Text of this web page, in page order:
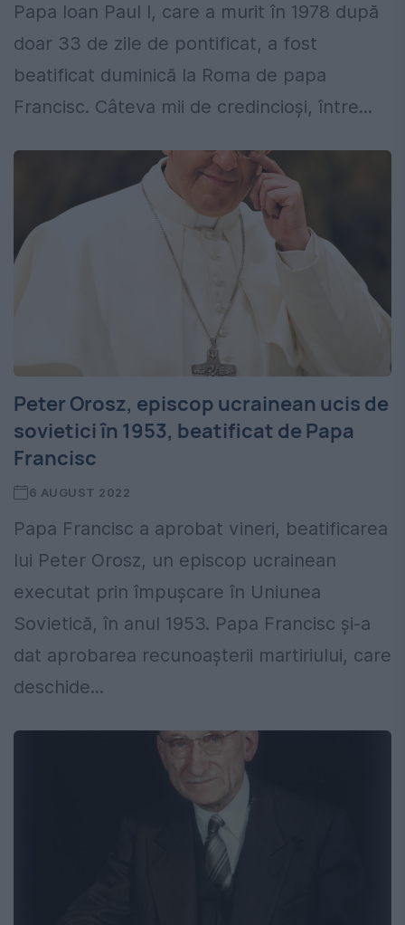
Papa Ioan Paul I, care a murit în 1978 după
doar 33 de zile de pontificat, a fost
beatificat duminică la Roma de papa
Francisc. Câteva mii de credincioşi, între...
Peter Orosz, episcop ucrainean ucis de
sovietici în 1953, beatificat de Papa
Francisc
6 AUGUST 2022
Papa Francisc a aprobat vineri, beatificarea
lui Peter Orosz, un episcop ucrainean
executat prin împuşcare în Uniunea
Sovietică, în anul 1953. Papa Francisc și-a
dat aprobarea recunoașterii martiriului, care
deschide...